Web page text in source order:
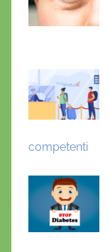
competenti